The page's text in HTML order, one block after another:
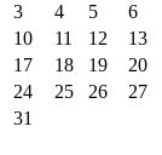
3
4 5 6
10
11 12 13
17
18 19 20
24
25 26 27
31